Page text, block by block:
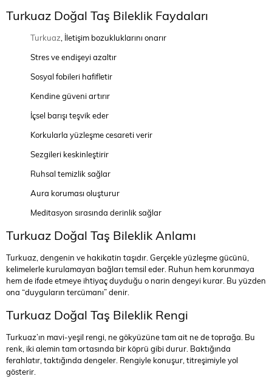
Turkuaz Doğal Taş Bileklik Faydaları
Turkuaz, İletişim bozukluklarını onarır
Stres ve endişeyi azaltır
Sosyal fobileri hafifletir
Kendine güveni artırır
İçsel barışı teşvik eder
Korkularla yüzleşme cesareti verir
Sezgileri keskinleştirir
Ruhsal temizlik sağlar
Aura koruması oluşturur
Meditasyon sırasında derinlik sağlar
Turkuaz Doğal Taş Bileklik Anlamı
Turkuaz, dengenin ve hakikatin taşıdır. Gerçekle yüzleşme gücünü,
kelimelerle kurulamayan bağları temsil eder. Ruhun hem korunmaya
hem de ifade etmeye ihtiyaç duyduğu o narin dengeyi kurar. Bu yüzden
ona “duyguların tercümanı” denir.
Turkuaz Doğal Taş Bileklik Rengi
Turkuaz’ın mavi-yeşil rengi, ne gökyüzüne tam ait ne de toprağa. Bu
renk, iki alemin tam ortasında bir köprü gibi durur. Baktığında
ferahlatır, taktığında dengeler. Rengiyle konuşur, titreşimiyle yol
gösterir.